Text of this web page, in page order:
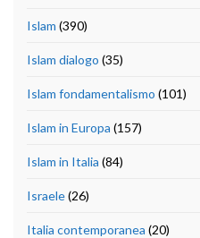
Islam (390)
Islam dialogo (35)
Islam fondamentalismo (101)
Islam in Europa (157)
Islam in Italia (84)
Israele(26)
Italia contemporanea (20)